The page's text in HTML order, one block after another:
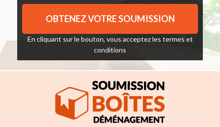
En cliquant sur le bouton, vous acceptez les termes et
conditions